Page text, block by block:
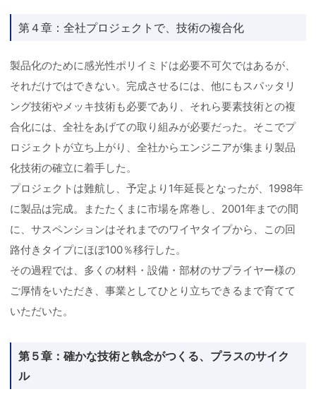
第４章：全社プロジェクトで、技術の複合化
製品化のために感光性ポリイミドは必要不可欠ではあるが、
それだけではできない。完成させるには、他にもスパッタリ
ング技術やメッキ技術も必要であり、それら要素技術との複
合化には、全社をあげての取り組みが必要だった。そこでプ
ロジェクトが立ち上がり、全社からエンジニアが集まり製品
化技術の確立に着手した。
プロジェクトは難航し、予定より1年延長となったが、1998年
に製品は完成。またたくまに市場を席巻し、2001年までの間
に、サスペンションはそれまでのワイヤタイプから、この回
路付きタイプにほぼ100％移行した。
その過程では、多くの材料・設備・部材のサプライヤー様の
ご厚情をいただき、事業としてひとり立ちできるまで育てて
いただいた。
第５章：確かな技術と執念がつくる、プラスのサイク
ル